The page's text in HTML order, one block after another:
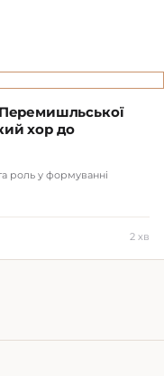
хор до
роль у формуванні
2 хв